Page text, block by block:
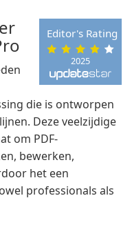
2025
Editor's Rating
die is ontworpen
Deze veelzijdige
om PDF-
bewerken,
het een
professionals als